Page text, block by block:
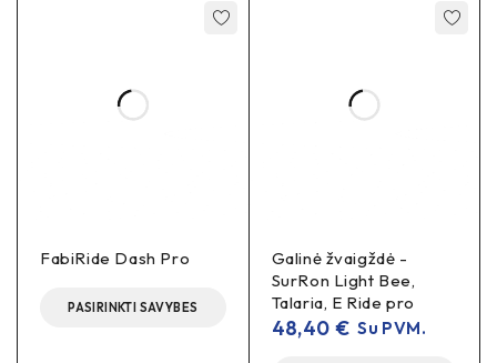
FabiRide Dash Pro
PASIRINKTI SAVYBES
Galinė žvaigždė -
SurRon Light Bee,
Talaria, E Ride pro
48,40 € Su PVM.